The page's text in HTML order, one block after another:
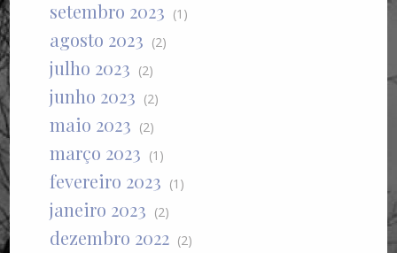
setembro 2023 (1)
agosto 2023 (2)
julho 2023 (2)
junho 2023 (2)
maio 2023 (2)
março 2023 (1)
fevereiro 2023 (1)
janeiro 2023 (2)
dezembro 2022 (2)